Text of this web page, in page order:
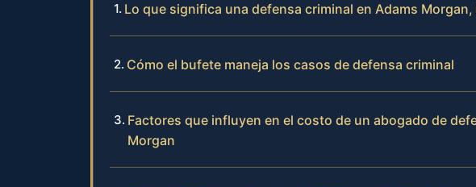
Lo que significa una defensa criminal en Adams Morgan,
Cómo el bufete maneja los casos de defensa criminal
Factores que influyen en el costo de un abogado de
Morgan